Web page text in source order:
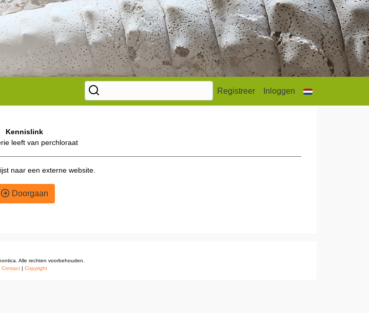
Registreer Inloggen
Kennislink
leeft van perchloraat
naar een externe website.
Doorgaan
Alle rechten voorbehouden.
Contact| Copyright